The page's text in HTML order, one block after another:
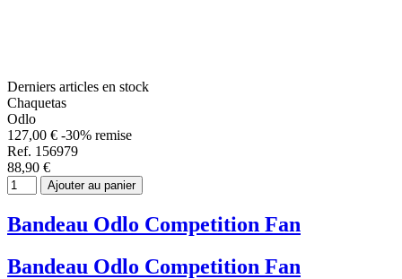
Derniers articles en stock
Chaquetas
Odlo
127,00 € -30% remise
Ref. 156979
88,90 €
Ajouter au panier
Bandeau Odlo Competition Fan
Bandeau Odlo Competition Fan